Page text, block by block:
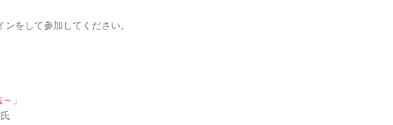
をして参加してください。
」